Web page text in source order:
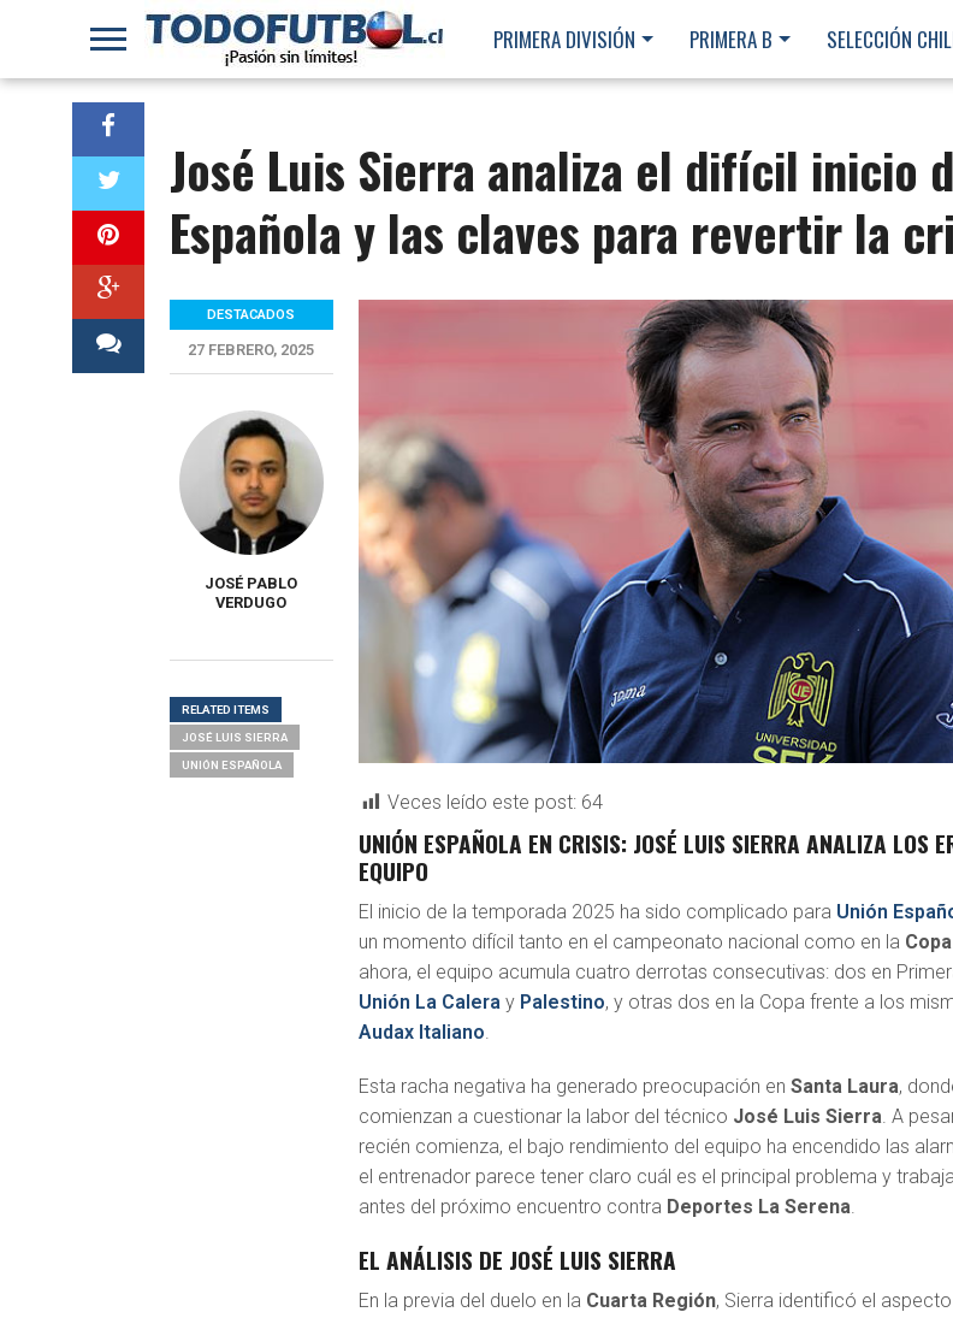
PRIMERA DIVISIÓN PRIMERA B SELECCIÓN
José Luis Sierra analiza el difícil inicio
Española y las claves para revertir la
Veces leído este post: 64
UNIÓN ESPAÑOLA EN CRISIS: JOSÉ LUIS SIERRA ANALIZA LOS
EQUIPO
El inicio de la temporada 2025 ha sido complicado para Unión
un momento difícil tanto en el campeonato nacional como en la
ahora, el equipo acumula cuatro derrotas consecutivas: dos en
Unión La Calera y Palestino, y otras dos en la Copa frente a los
Audax Italiano.
Esta racha negativa ha generado preocupación enSanta Laura,
comienzan a cuestionar la labor del técnico José Luis Sierra. A
recién comienza, el bajo rendimiento del equipo ha encendido las
el entrenador parece tener claro cuál es el principal problema y
antes del próximo encuentro contra Deportes La Serena.
EL ANÁLISIS DE JOSÉ LUIS SIERRA
En la previa del duelo en la Cuarta Región, Sierra identificó el
DESTACADOS
27 FEBRERO, 2025
JOSÉ PABLO
VERDUGO
RELATED ITEMS
JOSÉ LUIS SIERRA
UNIÓN ESPAÑOLA